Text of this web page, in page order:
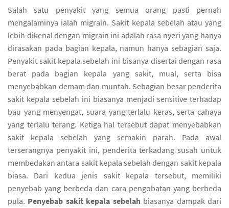
Salah satu penyakit yang semua orang pasti pernah
mengalaminya ialah migrain. Sakit kepala sebelah atau yang
lebih dikenal dengan migrain ini adalah rasa nyeri yang hanya
dirasakan pada bagian kepala, namun hanya sebagian saja.
Penyakit sakit kepala sebelah ini bisanya disertai dengan rasa
berat pada bagian kepala yang sakit, mual, serta bisa
menyebabkan demam dan muntah. Sebagian besar penderita
sakit kepala sebelah ini biasanya menjadi sensitive terhadap
bau yang menyengat, suara yang terlalu keras, serta cahaya
yang terlalu terang. Ketiga hal tersebut dapat menyebabkan
sakit kepala sebelah yang semakin parah. Pada awal
terserangnya penyakit ini, penderita terkadang susah untuk
membedakan antara sakit kepala sebelah dengan sakit kepala
biasa. Dari kedua jenis sakit kepala tersebut, memiliki
penyebab yang berbeda dan cara pengobatan yang berbeda
pula. Penyebab sakit kepala sebelahbiasanya dampak dari